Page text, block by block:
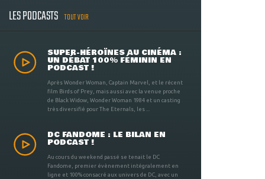
LES PODCASTS TOUT VOIR
SUPER-HÉROÏNES AU CINÉMA :
UN DÉBAT 100% FÉMININ EN
PODCAST !
Après Wonder Woman, Captain Marvel, et le récent
film Birds of Prey, mais aussi avec la venue proche
de Black Widow, Wonder Woman 1984 et un casting
très diversifié pour The Eternals, les ...
DC FANDOME : LE BILAN EN
PODCAST !
Au cours du weekend passé se tenait le DC
Fandome, premier évènement intégralement en
ligne et 100% consacré aux univers de DC, avec un